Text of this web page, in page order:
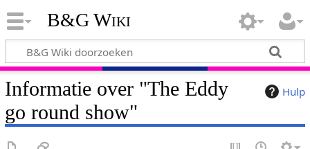
B&G Wiki
Hulp
Informatie over "The Eddy
go round show"